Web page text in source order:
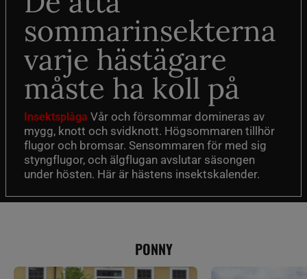
sommarinsekterna
varje hästägare
måste ha koll på
Insektsplåga Vår och försommar domineras av
mygg, knott och svidknott. Högsommaren tillhör
flugor och bromsar. Sensommaren för med sig
styngflugor, och älgflugan avslutar säsongen
under hösten. Här är hästens insektskalender.
PONNY